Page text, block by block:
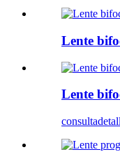
Lente
Lente
consulta